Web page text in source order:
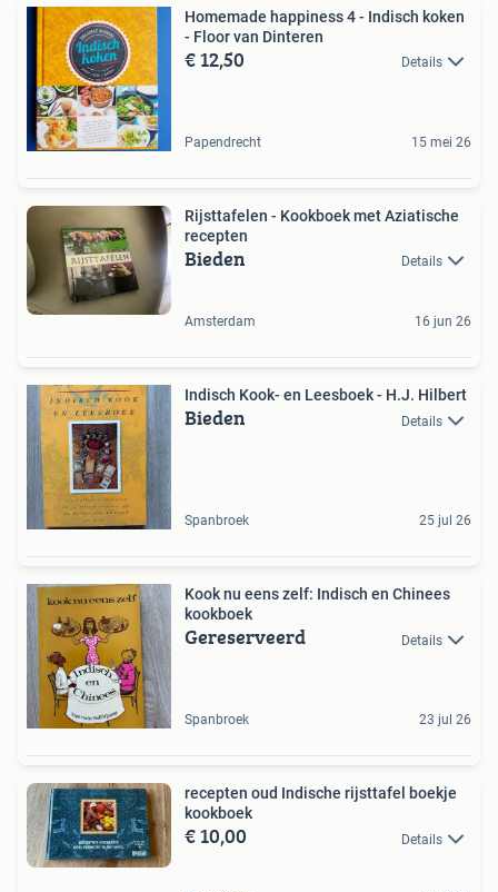
Homemade happiness 4 - Indisch koken
- Floor van Dinteren
€ 12,50 Details
Papendrecht 15 mei 26
Rijsttafelen - Kookboek met Aziatische
recepten
Bieden Details
Amsterdam 16 jun 26
Indisch Kook- en Leesboek - H.J. Hilbert
Bieden Details
Spanbroek 25 jul 26
Kook nu eens zelf: Indisch en Chinees
kookboek
Gereserveerd Details
Spanbroek 23 jul 26
recepten oud Indische rijsttafel boekje
kookboek
€ 10,00 Details